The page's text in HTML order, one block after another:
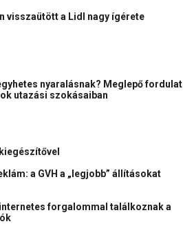
visszaütött a Lidl nagy ígérete
nyaralásnak? Meglepő fordulat
utazási szokásaiban
a GVH a „legjobb” állításokat
forgalommal találkoznak a